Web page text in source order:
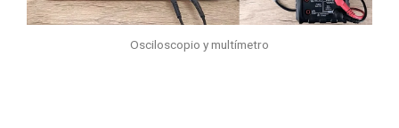
Osciloscopio y multímetro